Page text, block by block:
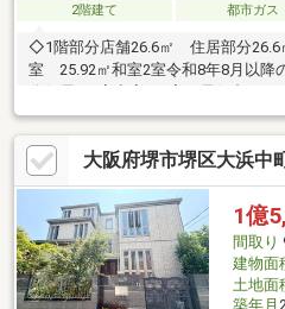
2階建て 都市ガス
◇1階部分店舗26.6㎡ 住居部分26.6
室 25.92㎡和室2室令和8年8月以降
分住居は1室空室・1室は居住中で
＋＊・＋＊・＋◇◆＋・＊◇◆◇南
ｍ）◇新湊小学校まで徒歩5分（
分（1120ｍ）8月11日（火）～8月
頂きます。休業期間中はご不便をお
願いいたします。休業期間中に頂
しては、8月17日（月）午前9時より
大阪府堺市堺区大浜中
1億
間取り
建物面
土地面
築年月